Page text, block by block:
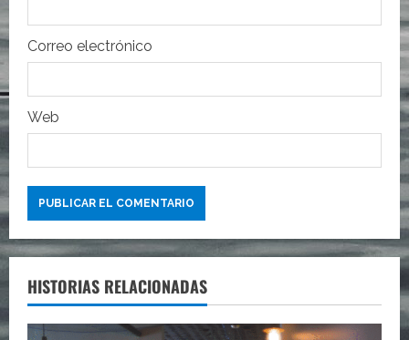
d
a
s
Correo electrónico
Web
HISTORIAS RELACIONADAS